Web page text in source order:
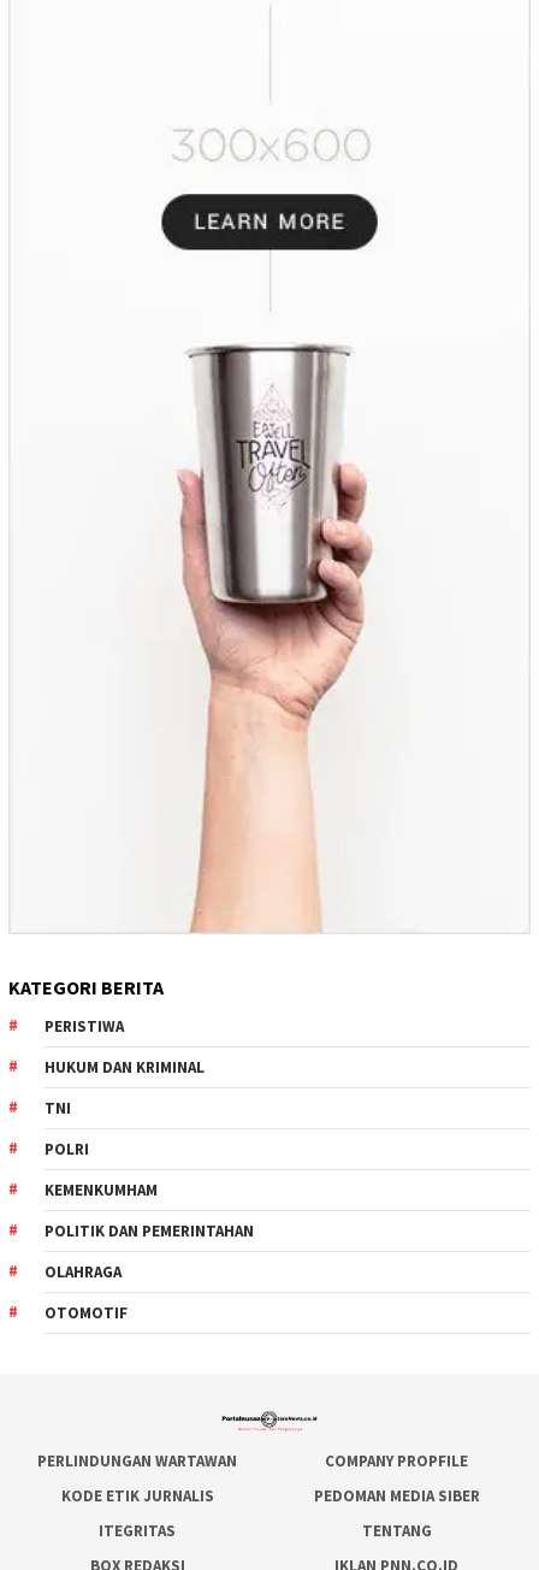
KATEGORI BERITA
PERISTIWA
HUKUM DAN KRIMINAL
TNI
POLRI
KEMENKUMHAM
POLITIK DAN PEMERINTAHAN
OLAHRAGA
OTOMOTIF
PERLINDUNGAN WARTAWAN
COMPANY PROPFILE
KODE ETIK JURNALIS
PEDOMAN MEDIA SIBER
ITEGRITAS
TENTANG
BOX REDAKSI
IKLAN PNN.CO.ID